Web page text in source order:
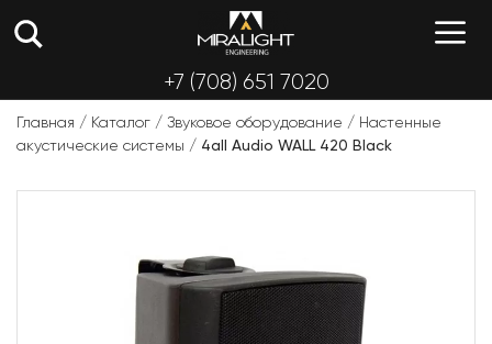
+7 (708) 651 7020
Главная / Каталог / Звуковое оборудование / Настенные
акустические системы / 4all Audio WALL 420 Black